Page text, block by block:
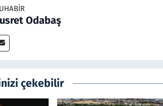
Odabaş
çekebilir